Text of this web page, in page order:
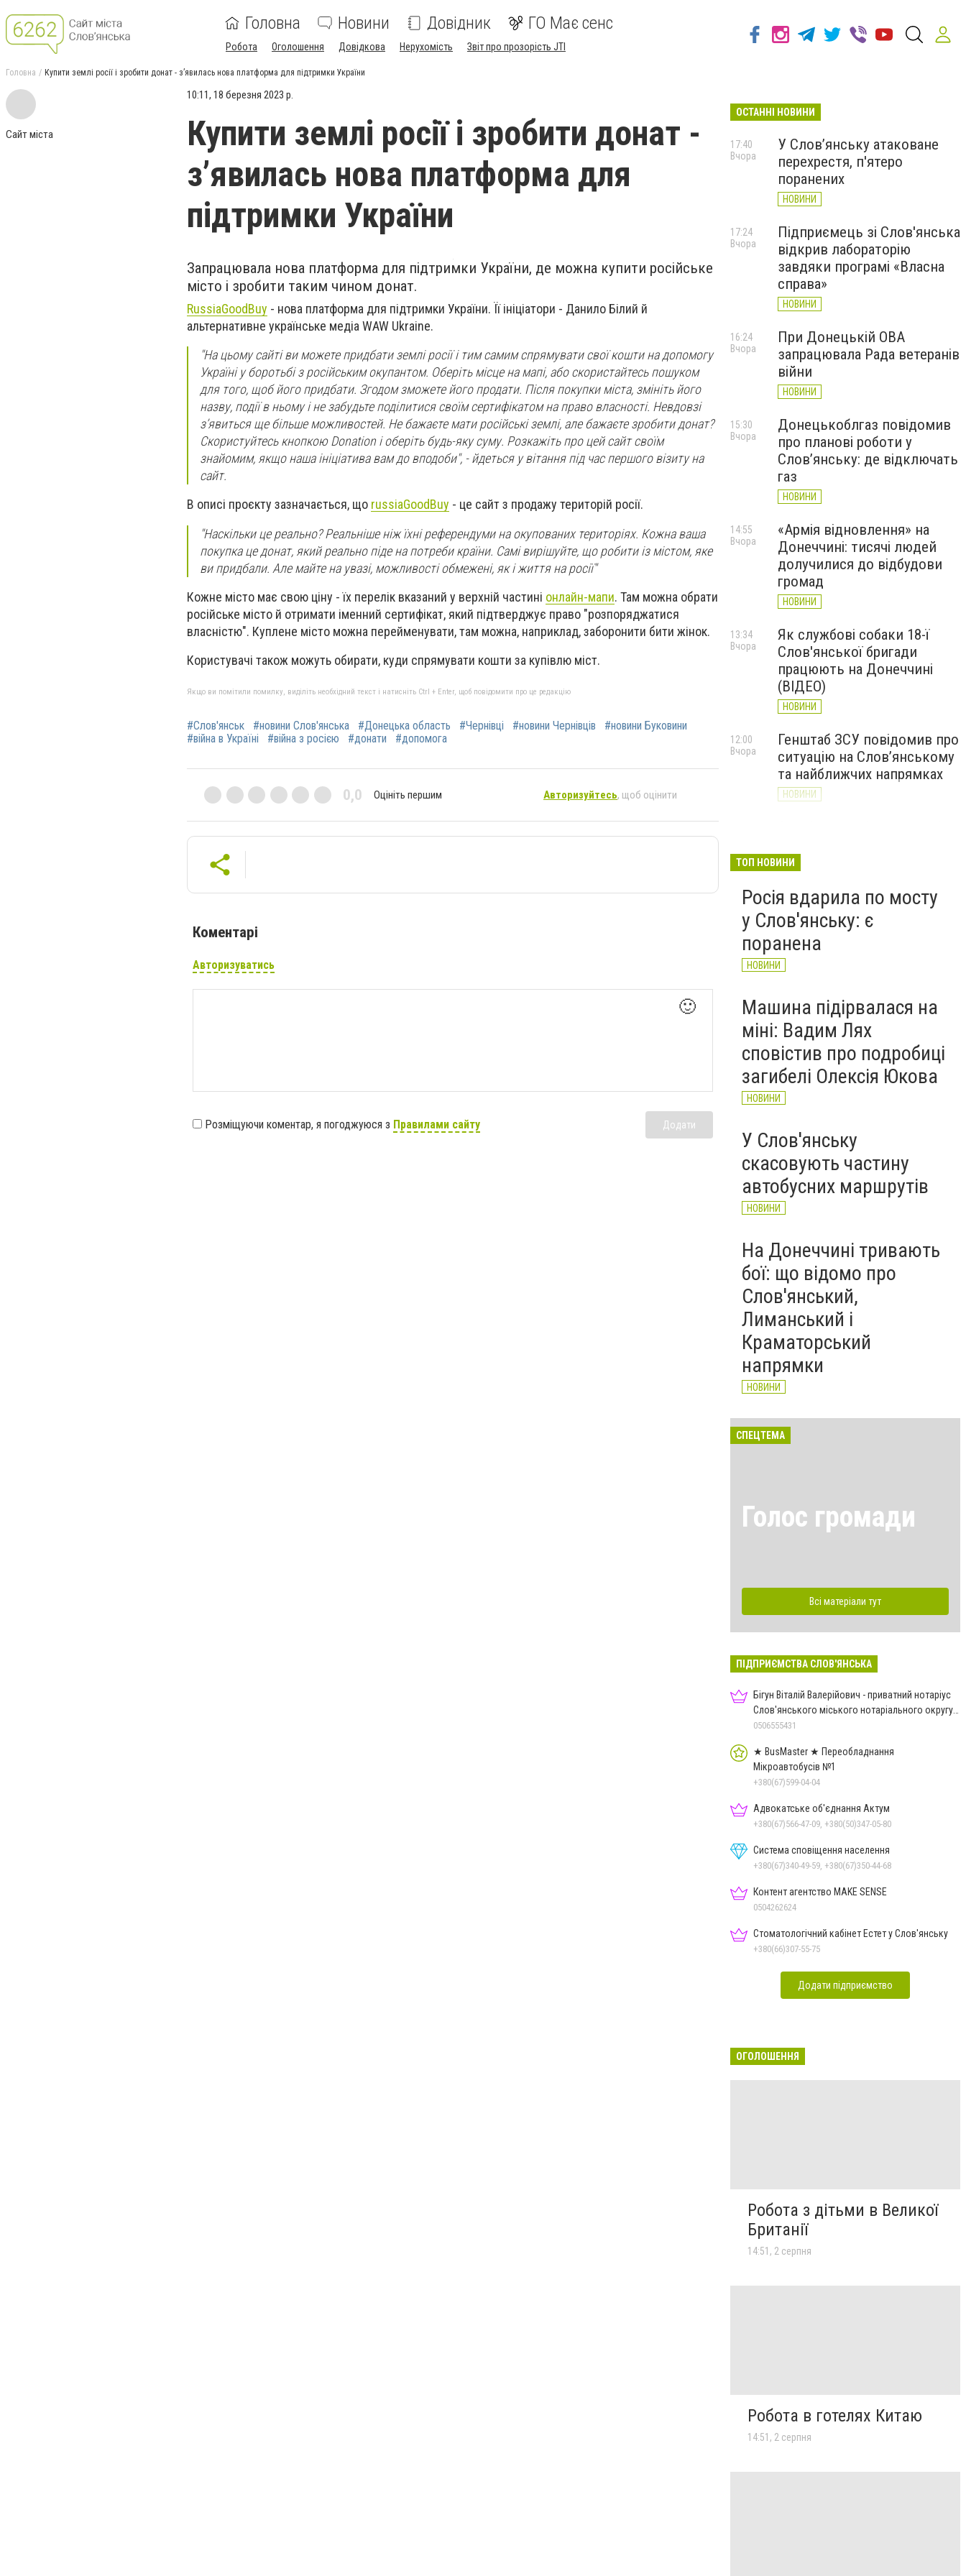
Головна Новини Довідник ГО Має сенс
Робота Оголошення Довідкова Нерухомість Звіт про прозорість JTI
Головна Купити землі росії і зробити донат - зʼявилась нова платформа для підтримки України
Сайт міста
10:11, 18 березня 2023 р.
Купити землі росії і зробити донат -
зʼявилась нова платформа для
підтримки України
Запрацювала нова платформа для підтримки України, де можна купити російське
місто і зробити таким чином донат.
RussiaGoodBuy - нова платформа для підтримки України. Її ініціатори - Данило Білий й
альтернативне українське медіа WAW Ukraine.
"На цьому сайті ви можете придбати землі росії і тим самим спрямувати свої кошти на допомогу
Україні у боротьбі з російським окупантом. Оберіть місце на мапі, або скористайтесь пошуком
для того, щоб його придбати. Згодом зможете його продати. Після покупки міста, змініть його
назву, події в ньому і не забудьте поділитися своїм сертифікатом на право власності. Невдовзі
з’явиться ще більше можливостей. Не бажаєте мати російські землі, але бажаєте зробити донат?
Скористуйтесь кнопкою Donation і оберіть будь-яку суму. Розкажіть про цей сайт своїм
знайомим, якщо наша ініціатива вам до вподоби", - йдеться у вітання під час першого візиту на
сайт.
В описі проєкту зазначається, що russiaGoodBuy - це сайт з продажу територій росії.
"Наскільки це реально? Реальніше ніж їхні референдуми на окупованих територіях. Кожна ваша
покупка це донат, який реально піде на потреби країни. Самі вирішуйте, що робити із містом, яке
ви придбали. Але майте на увазі, можливості обмежені, як і життя на росії"
Кожне місто має свою ціну - їх перелік вказаний у верхній частині онлайн-мапи. Там можна обрати
російське місто й отримати іменний сертифікат, який підтверджує право "розпоряджатися
власністю". Куплене місто можна перейменувати, там можна, наприклад, заборонити бити жінок.
Користувачі також можуть обирати, куди спрямувати кошти за купівлю міст.
Якщо ви помітили помилку, виділіть необхідний текст і натисніть Ctrl + Enter, щоб повідомити про це редакцію
#Слов'янськ #новини Слов'янська #Донецька область #Чернівці #новини Чернівців
#новини Буковини
#війна в Україні
#війна з росією #донати #допомога
0,0 Оцініть першим Авторизуйтесь, щоб оцінити
Коментарі
Авторизуватись
🙂
Розміщуючи коментар, я погоджуюся з Правилами сайту Додати
ОСТАННІ НОВИНИ
У Слов’янську атаковане
перехрестя, п'ятеро
поранених
НОВИНИ
17:40
Вчора
Підприємець зі Слов'янська
відкрив лабораторію
завдяки програмі «Власна
справа»
НОВИНИ
17:24
Вчора
При Донецькій ОВА
запрацювала Рада ветеранів
війни
НОВИНИ
16:24
Вчора
Донецькоблгаз повідомив
про планові роботи у
Слов’янську: де відключать
газ
НОВИНИ
15:30
Вчора
«Армія відновлення» на
Донеччині: тисячі людей
долучилися до відбудови
громад
НОВИНИ
14:55
Вчора
Як службові собаки 18-ї
Слов'янської бригади
працюють на Донеччині
(ВІДЕО)
НОВИНИ
13:34
Вчора
Генштаб ЗСУ повідомив про
ситуацію на Слов’янському
та найближчих напрямках
НОВИНИ
12:00
Вчора
великої війни: 7 серпня
ТОП НОВИНИ
Росія вдарила по мосту
у Слов'янську: є
поранена
НОВИНИ
Машина підірвалася на
міні: Вадим Лях
сповістив про подробиці
загибелі Олексія Юкова
НОВИНИ
У Слов'янську
скасовують частину
автобусних маршрутів
НОВИНИ
На Донеччині тривають
бої: що відомо про
Слов'янський,
Лиманський і
Краматорський
напрямки
НОВИНИ
СПЕЦТЕМА
Голос громади
Всі матеріали тут
ПІДПРИЄМСТВА СЛОВ'ЯНСЬКА
Бігун Віталій Валерійович - приватний нотаріус
Слов'янського міського нотаріального округу
Дон.обл.
0506555431
★ BusMaster ★ Переобладнання
Мікроавтобусів №1
+380(67)599-04-04
Адвокатське об'єднання Актум
+380(67)566-47-09, +380(50)347-05-80
Система сповіщення населення
+380(67)340-49-59, +380(67)350-44-68
Контент агентство MAKE SENSE
0504262624
Стоматологічний кабінет Естет у Слов'янську
+380(66)307-55-75
Додати підприємство
ОГОЛОШЕННЯ
Робота з дітьми в Великої
Британії
14:51, 2 серпня
Робота в готелях Китаю
14:51, 2 серпня